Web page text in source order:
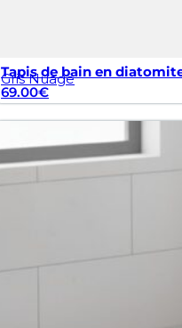
Tapis de bain en
Gris Nuage
69.00€
Gris Orage
79.00